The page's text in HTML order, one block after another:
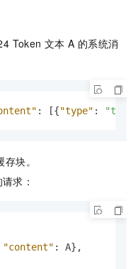
Token 文本 A 的系统消
: [{"type" : "text"
块。
求：
"content" : A} ,